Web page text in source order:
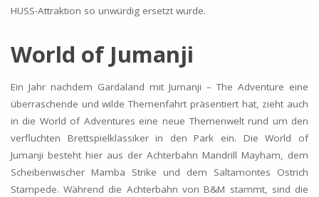
HUSS-Attraktion so unwürdig ersetzt wurde.
World of Jumanji
Ein Jahr nachdem Gardaland mit Jumanji – The Adventure eine
überraschende und wilde Themenfahrt präsentiert hat, zieht auch
in die World of Adventures eine neue Themenwelt rund um den
verfluchten Brettspielklassiker in den Park ein. Die World of
Jumanji besteht hier aus der Achterbahn Mandrill Mayham, dem
Scheibenwischer Mamba Strike und dem Saltamontes Ostrich
Stampede. Während die Achterbahn von B&M stammt, sind die